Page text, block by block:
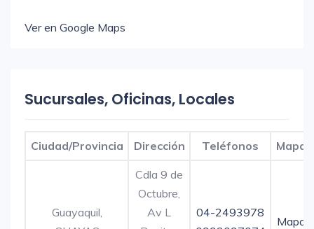
Ver en Google Maps
Sucursales, Oficinas, Locales
Ciudad/Provincia Dirección Teléfonos Mapa
Guayaquil,
Cdla 9 de
Octubre,
Av L
04-2493978
Mapa